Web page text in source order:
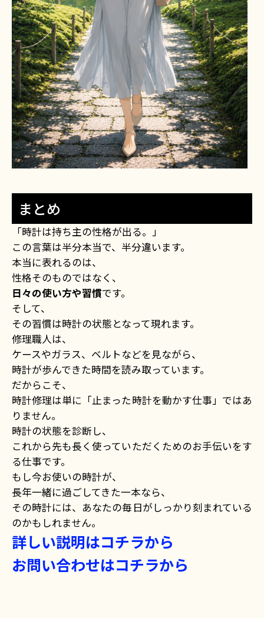
まとめ
「時計は持ち主の性格が出る。」
この言葉は半分本当で、半分違います。
本当に表れるのは、
性格そのものではなく、
日々の使い方や習慣です。
そして、
その習慣は時計の状態となって現れます。
修理職人は、
ケースやガラス、ベルトなどを見ながら、
時計が歩んできた時間を読み取っています。
だからこそ、
時計修理は単に「止まった時計を動かす仕事」ではあ
りません。
時計の状態を診断し、
これから先も長く使っていただくためのお手伝いをす
る仕事です。
もし今お使いの時計が、
長年一緒に過ごしてきた一本なら、
その時計には、あなたの毎日がしっかり刻まれている
のかもしれません。
詳しい説明はコチラから
お問い合わせはコチラから